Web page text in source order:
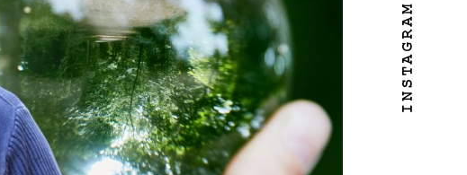
INSTAGRAM